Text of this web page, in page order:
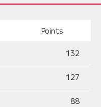
Points
132
127
88